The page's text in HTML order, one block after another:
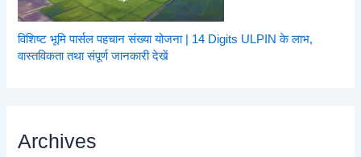
विशिष्ट भूमि पार्सल पहचान संख्या योजना | 14 Digits ULPIN के लाभ,
वास्तविकता तथा संपूर्ण जानकारी देखें
Archives